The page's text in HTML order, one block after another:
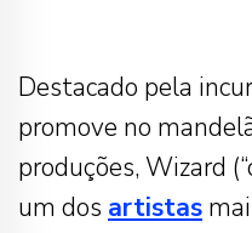
Destacado pela
promove no
produções, Wizard
um dos artistas